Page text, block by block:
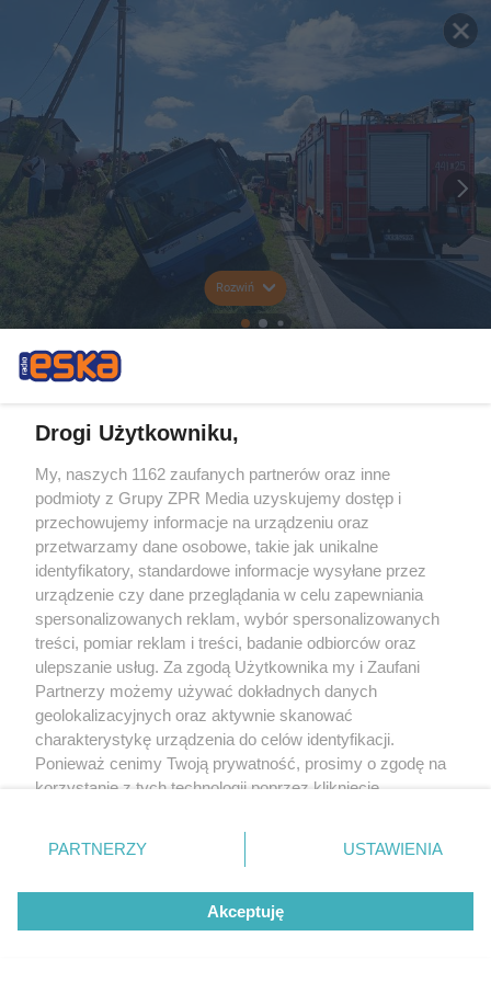
Rozwiń
Drogi Użytkowniku,
My, naszych 1162 zaufanych partnerów oraz inne
podmioty z Grupy ZPR Media uzyskujemy dostęp i
przechowujemy informacje na urządzeniu oraz
przetwarzamy dane osobowe, takie jak unikalne
identyfikatory, standardowe informacje wysyłane przez
urządzenie czy dane przeglądania w celu zapewniania
spersonalizowanych reklam, wybór spersonalizowanych
treści, pomiar reklam i treści, badanie odbiorców oraz
ulepszanie usług. Za zgodą Użytkownika my i Zaufani
Partnerzy możemy używać dokładnych danych
geolokalizacyjnych oraz aktywnie skanować
charakterystykę urządzenia do celów identyfikacji.
Ponieważ cenimy Twoją prywatność, prosimy o zgodę na
korzystanie z tych technologii poprzez kliknięcie
zmienić/wycofać klikając przycisk ustawień prywatności
znajdujący się w lewym dolnym rogu strony
rodzaje przetwarzania danych nie wymagają zgody
użytkownika, ale masz prawo sprzeciwić się takiemu
przetwarzaniu. Preferencje będą miały zastosowanie tylko
PARTNERZY USTAWIENIA
Akceptuję